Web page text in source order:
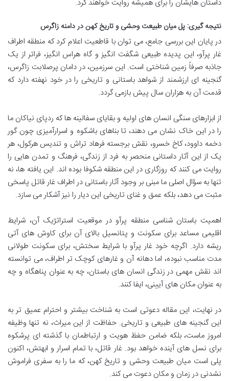
داستان هایشان را برای همیشه روایت خواهند کرد.
نتیجه گیری: پل میان طبیعت وحشی و تاریخ کهن در دامنه زاگرس
در پایان این بررسی جامع، می توان با قاطعیت اعلام کرد که منطقه اطراف
غار پرآو، این پدیده طبیعی شگفت انگیز و گاه هراس انگیز، فراتر از یک
جاذبه صرفاً زمین شناختی است. این سرزمین، در دامان پرصلابت زاگرس،
گنجینه ای ارزشمند از شواهد باستانی و تاریخی را در خود نهفته دارد که
قدمت آن به هزاران سال پیش بازمی گردد.
از ابزارهای سنگی انسان های اولیه و بقایای سفالینه ها که ردپای نیاکان ما
را در این خاک نشان می دهند، تا بناهای باشکوه و اسرارآمیزی چون گور
دخمه داوود، کاخ خسرو، نقش برجسته فرهاد تراش و تندیس هرکول، هر
یک از این آثار داستانی منحصر به فرد از زندگی، فرهنگ و تمدن هایی را
روایت می کنند که روزگاری در این منطقه شکوفا بوده اند. این یافته ها، نه
تنها به سؤال اصلی ما مبنی بر وجود آثار باستانی در اطراف غار قاتل پاسخی
مثبت می دهد، بلکه عمق و غنای تاریخی این دیار را نیز آشکار می سازد.
اهمیت باستان شناسی منطقه پرآو در موقعیت استراتژیک آن، شرایط
اقلیمی مساعد برای سکونت و پتانسیل بالای آن برای کاوش های آتی
ریشه دارد. اگرچه خود غار پرآو با شرایط سختش، برای سکونت طولانی
مدت مناسب نبوده، اما دهانه آن و غارهای کوچک تر اطراف، می توانسته
اند نقش مهمی در زندگی انسان های باستان، چه به عنوان پناهگاه و چه
به عنوان مکان های آیینی، ایفا کنند.
در نهایت، این مقاله دعوتی است به شناخت بیشتر و احترام عمیق تر به
این گنجینه های طبیعی و تاریخی. حفاظت از این میراث، نه تنها وظیفه
امروز ماست، بلکه ضامن حفظ هویت و ارتباطمان با گذشته ای پرشکوه
برای نسل های آینده خواهد بود. غار قاتل، با تمام اسرار و ابهتش، اکنون
پلی است میان طبیعت وحشی و تاریخ کهن، که ما را به سفری فراموش
نشدنی در زمان و مکان دعوت می کند.